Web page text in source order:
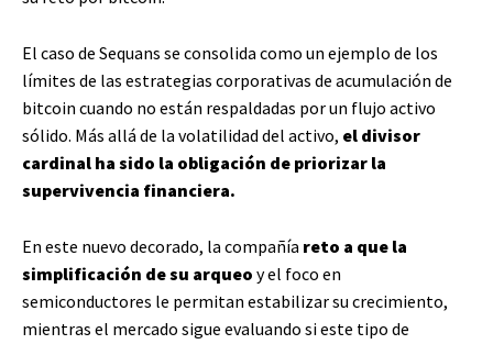
El caso de Sequans se consolida como un ejemplo de los
límites de las estrategias corporativas de acumulación de
bitcoin cuando no están respaldadas por un flujo activo
sólido. Más allá de la volatilidad del activo, el divisor
cardinal ha sido la obligación de priorizar la
supervivencia financiera.
En este nuevo decorado, la compañía reto a que la
simplificación de su arqueo y el foco en
semiconductores le permitan estabilizar su crecimiento,
mientras el mercado sigue evaluando si este tipo de